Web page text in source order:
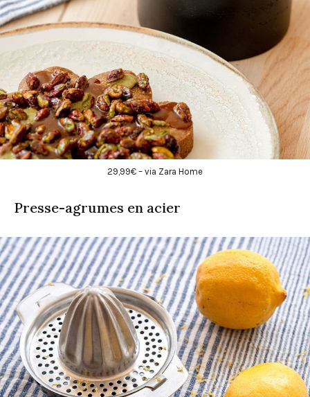
29,99€ – via Zara Home
Presse-agrumes en acier